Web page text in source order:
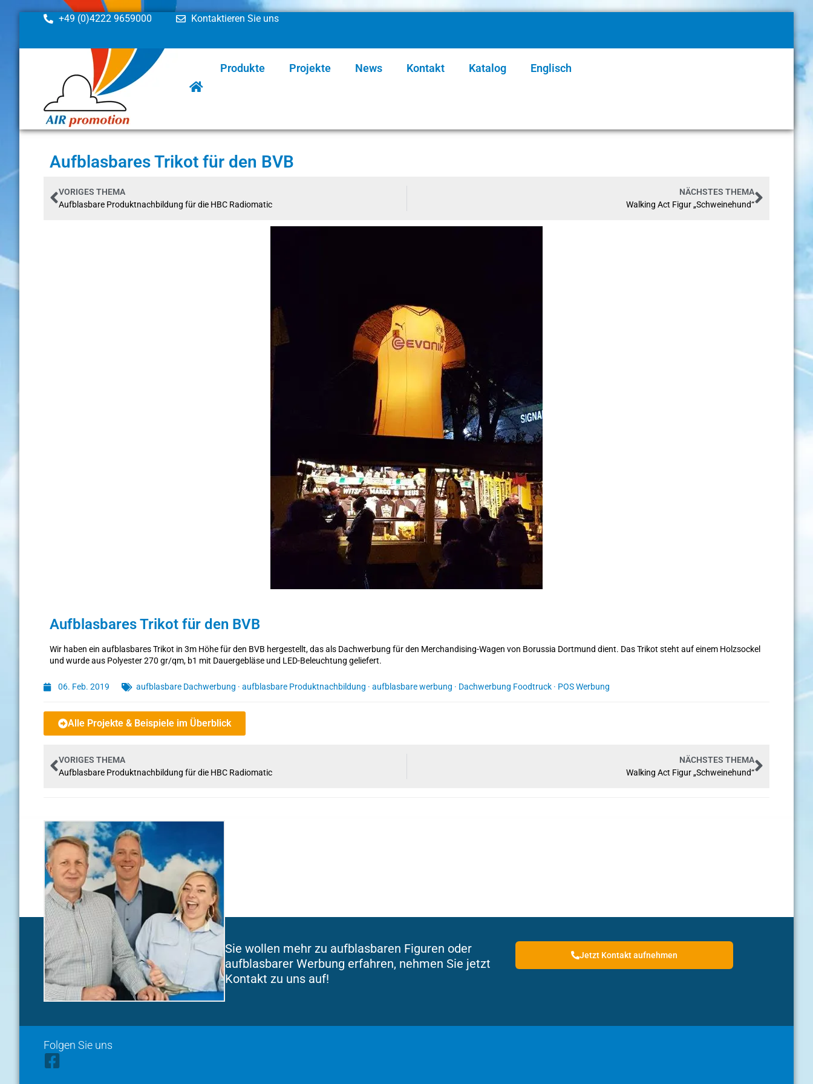
+49 (0)4222 9659000 Kontaktieren Sie uns
Produkte Projekte News Kontakt Katalog Englisch
Aufblasbares Trikot für den BVB
VORIGES THEMA
Aufblasbare Produktnachbildung für die HBC Radiomatic
NÄCHSTES THEMA
Walking Act Figur „Schweinehund“
Aufblasbares Trikot für den BVB
Wir haben ein aufblasbares Trikot in 3m Höhe für den BVB hergestellt, das als Dachwerbung für den Merchandising-Wagen von Borussia Dortmund dient. Das Trikot steht auf einem Holzsockel
und wurde aus Polyester 270 gr/qm, b1 mit Dauergebläse und LED-Beleuchtung geliefert.
06. Feb. 2019 aufblasbare Dachwerbung · aufblasbare Produktnachbildung · aufblasbare werbung · Dachwerbung Foodtruck · POS Werbung
Alle Projekte & Beispiele im Überblick
VORIGES THEMA
Aufblasbare Produktnachbildung für die HBC Radiomatic
NÄCHSTES THEMA
Walking Act Figur „Schweinehund“
Sie wollen mehr zu aufblasbaren Figuren oder
aufblasbarer Werbung erfahren, nehmen Sie jetzt
Kontakt zu uns auf!
Jetzt Kontakt aufnehmen
Folgen Sie uns